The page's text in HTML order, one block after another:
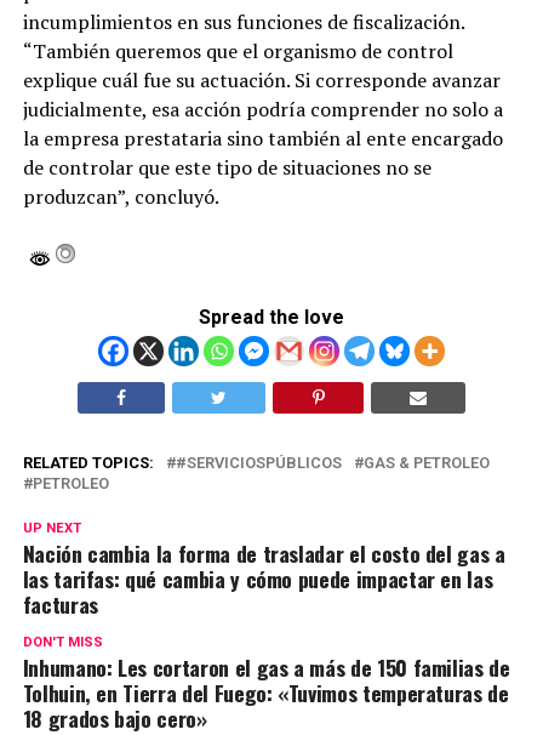
incumplimientos en sus funciones de fiscalización.
“También queremos que el organismo de control
explique cuál fue su actuación. Si corresponde avanzar
judicialmente, esa acción podría comprender no solo a
la empresa prestataria sino también al ente encargado
de controlar que este tipo de situaciones no se
produzcan”, concluyó.
Spread the love
RELATED TOPICS: #SERVICIOSPÚBLICOS
GAS & PETROLEO
PETROLEO
UP NEXT
Nación cambia la forma de trasladar el costo del gas a
las tarifas: qué cambia y cómo puede impactar en las
facturas
DON'T MISS
Inhumano: Les cortaron el gas a más de 150 familias de
Tolhuin, en Tierra del Fuego: «Tuvimos temperaturas de
18 grados bajo cero»